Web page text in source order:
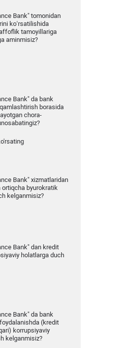
Bank" tomonidan
ko‘rsatilishida
tamoyillariga
aminmisiz?
Bank" da bank
borasida
chora-
Bank" xizmatlaridan
byurokratik
kelganmisiz?
Bank" dan kredit
holatlarga duch
Bank" da bank
(kredit
korrupsiyaviy
kelganmisiz?